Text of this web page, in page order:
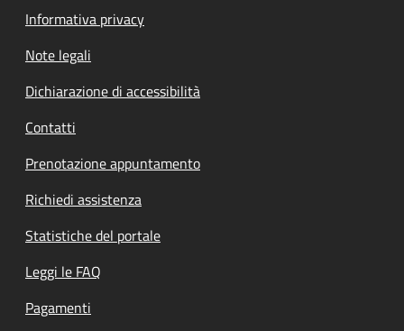
Informativa privacy
Note legali
Dichiarazione di accessibilità
Contatti
Prenotazione appuntamento
Richiedi assistenza
Statistiche del portale
Leggi le FAQ
Pagamenti